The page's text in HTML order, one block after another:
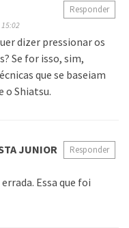
15:02
dizer pressionar os
Se for isso, sim,
que se baseiam
o Shiatsu.
Responder
JUNIOR
Essa que foi
Responder